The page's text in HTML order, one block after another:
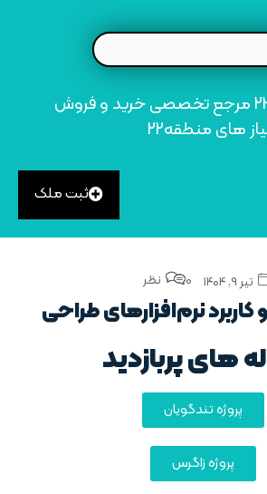
وب سایت امتیاز 22 مرجع تخصصی خرید و فروش
های منطقه22
ثبت ملک
تیر ۹, ۱۴۰۴ 0 نظر
نرم‌افزارهای طراحی
های پربازدید
پروژه تندگویان
پروژه زاگرس